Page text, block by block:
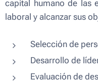
capital humano de las
laboral y alcanzar sus
Selección de
Desarrollo de
Evaluación de